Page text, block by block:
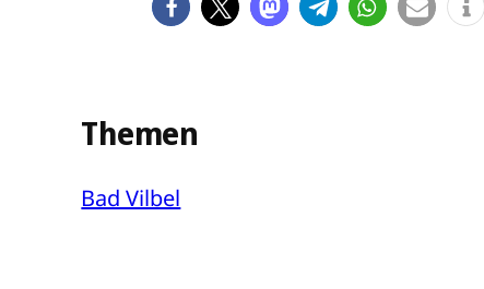
Themen
Bad Vilbel